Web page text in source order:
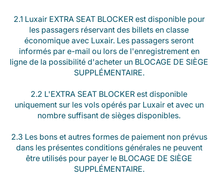
2.1 Luxair EXTRA SEAT BLOCKER est disponible pour
les passagers réservant des billets en classe
économique avec Luxair. Les passagers seront
informés par e-mail ou lors de l'enregistrement en
ligne de la possibilité d'acheter un BLOCAGE DE SIÈGE
SUPPLÉMENTAIRE.
2.2 L'EXTRA SEAT BLOCKER est disponible
uniquement sur les vols opérés par Luxair et avec un
nombre suffisant de sièges disponibles.
2.3 Les bons et autres formes de paiement non prévus
dans les présentes conditions générales ne peuvent
être utilisés pour payer le BLOCAGE DE SIÈGE
SUPPLÉMENTAIRE.